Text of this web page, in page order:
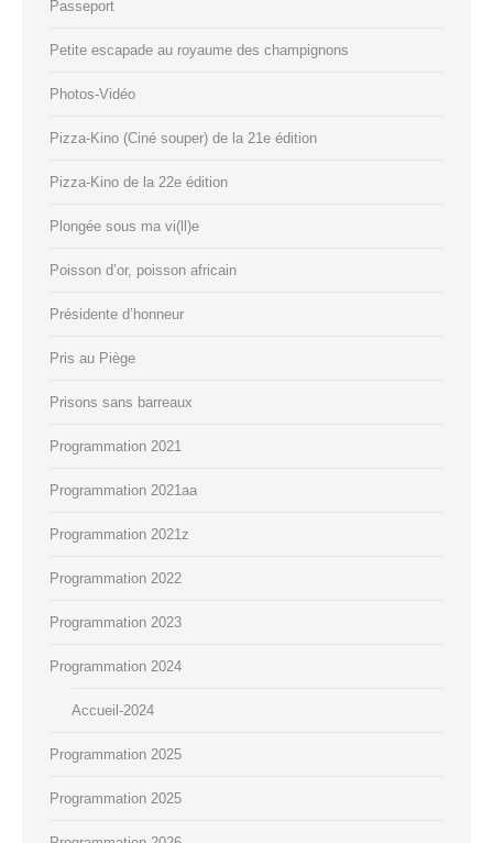
Passeport
Petite escapade au royaume des champignons
Photos-Vidéo
Pizza-Kino (Ciné souper) de la 21e édition
Pizza-Kino de la 22e édition
Plongée sous ma vi(ll)e
Poisson d’or, poisson africain
Présidente d’honneur
Pris au Piège
Prisons sans barreaux
Programmation 2021
Programmation 2021aa
Programmation 2021z
Programmation 2022
Programmation 2023
Programmation 2024
Accueil-2024
Programmation 2025
Programmation 2025